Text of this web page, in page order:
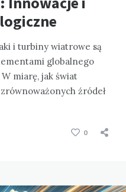
i turbiny wiatrowe są
globalnego
miarę, jak świat
źródeł
0